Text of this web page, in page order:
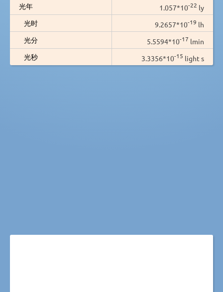
光年
1.057*10-22 ly
光时
9.2657*10-19 lh
光分
5.5594*10-17 lmin
光秒
3.3356*10-15 light s